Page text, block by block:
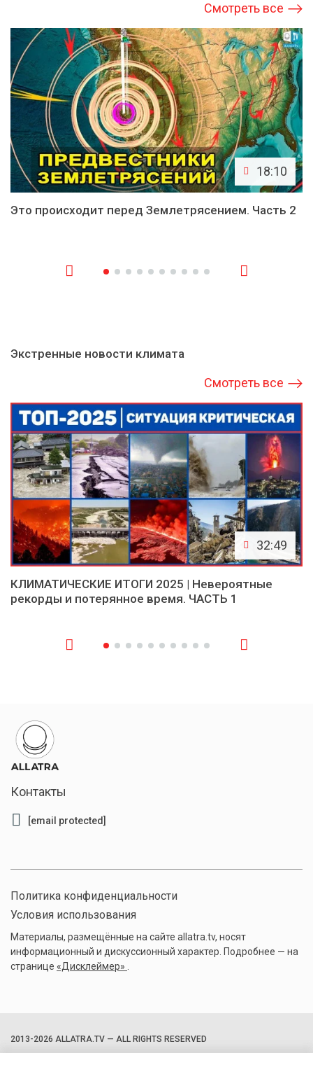
Смотреть все
18:10
Это происходит перед Землетрясением. Часть 2
Экстренные новости климата
Смотреть все
32:49
КЛИМАТИЧЕСКИЕ ИТОГИ 2025 | Невероятные
рекорды и потерянное время. ЧАСТЬ 1
Контакты
[email protected]
Политика конфиденциальности
Условия использования
Материалы, размещённые на сайте allatra.tv, носят
информационный и дискуссионный характер. Подробнее — на
странице «Дисклеймер»
2013-2026 ALLATRA.TV — ALL RIGHTS RESERVED